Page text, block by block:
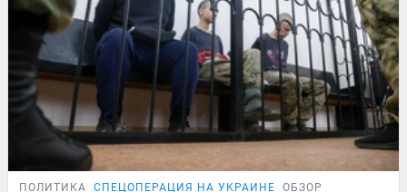
ПОЛИТИКА СПЕЦОПЕРАЦИЯ НА УКРАИНЕ ОБЗОР